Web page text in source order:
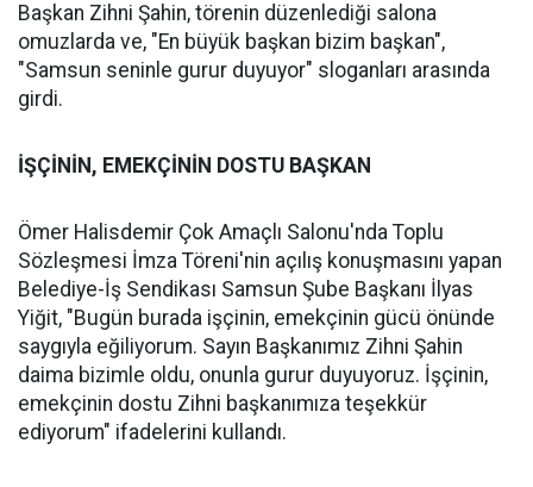
Başkan Zihni Şahin, törenin düzenlediği salona
omuzlarda ve, "En büyük başkan bizim başkan",
"Samsun seninle gurur duyuyor" sloganları arasında
girdi.
İŞÇİNİN, EMEKÇİNİN DOSTU BAŞKAN
Ömer Halisdemir Çok Amaçlı Salonu'nda Toplu
Sözleşmesi İmza Töreni'nin açılış konuşmasını yapan
Belediye-İş Sendikası Samsun Şube Başkanı İlyas
Yiğit, "Bugün burada işçinin, emekçinin gücü önünde
saygıyla eğiliyorum. Sayın Başkanımız Zihni Şahin
daima bizimle oldu, onunla gurur duyuyoruz. İşçinin,
emekçinin dostu Zihni başkanımıza teşekkür
ediyorum" ifadelerini kullandı.